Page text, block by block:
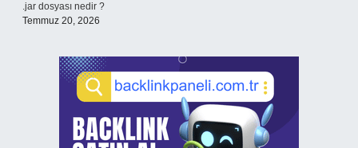
.jar dosyası nedir ?
Temmuz 20, 2026